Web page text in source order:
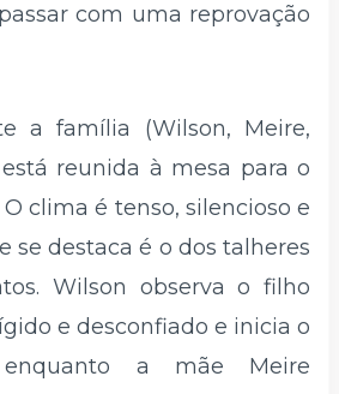
com uma reprovação
a família (Wilson, Meire,
reunida à mesa para o
clima é tenso, silencioso e
se destaca é o dos talheres
Wilson observa o filho
e desconfiado e inicia o
enquanto a mãe Meire